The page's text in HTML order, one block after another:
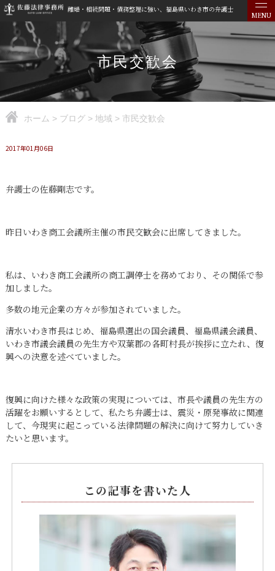
離婚・相続問題・債務整理に強い、福島県いわき市の弁護士
MENU
市民交歓会
ホーム > ブログ> 地域 > 市民交歓会
2017年01月06日
弁護士の佐藤剛志です。
昨日いわき商工会議所主催の市民交歓会に出席してきました。
私は、いわき商工会議所の商工調停士を務めており、その関係で参
加しました。
多数の地元企業の方々が参加されていました。
清水いわき市長はじめ、福島県選出の国会議員、福島県議会議員、
いわき市議会議員の先生方や双葉郡の各町村長が挨拶に立たれ、復
興への決意を述べていました。
復興に向けた様々な政策の実現については、市長や議員の先生方の
活躍をお願いするとして、私たち弁護士は、震災・原発事故に関連
して、今現実に起こっている法律問題の解決に向けて努力していき
たいと思います。
この記事を書いた人